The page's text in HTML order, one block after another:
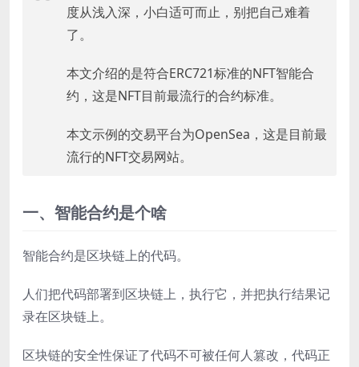
度从浅入深，小白适可而止，别把自己难着
了。
本文介绍的是符合ERC721标准的NFT智能合
约，这是NFT目前最流行的合约标准。
本文示例的交易平台为OpenSea，这是目前最
流行的NFT交易网站。
一、智能合约是个啥
智能合约是区块链上的代码。
人们把代码部署到区块链上，执行它，并把执行结果记
录在区块链上。
区块链的安全性保证了代码不可被任何人篡改，代码正